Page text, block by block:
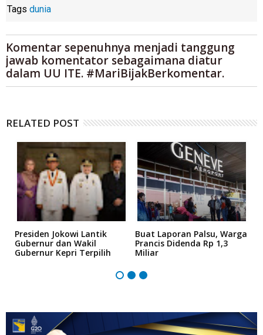
Tags dunia
Komentar sepenuhnya menjadi tanggung
jawab komentator sebagaimana diatur
dalam UU ITE. #MariBijakBerkomentar.
RELATED POST
Presiden Jokowi Lantik
Gubernur dan Wakil
Gubernur Kepri Terpilih
Buat Laporan Palsu, Warga
Prancis Didenda Rp 1,3
Miliar